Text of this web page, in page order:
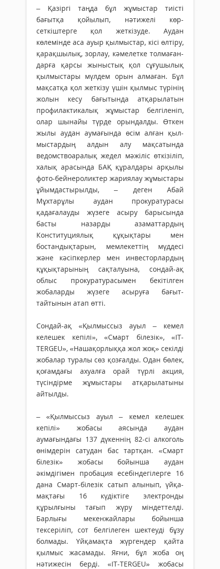
– Қазіргі таңда бұл жұмыстар тиісті
бағытқа қойылып, нәти­желі көр­
сеткіштерге қол жеткізуде. Ау­дан
көлемінде аса ауыр қыл­мыстар, кісі өлтіру,
қарақ­шы­лық, зорлау, кәмелетке тол­ма­ған­
дар­ға қарсы жыныстық қол сұғу­шы­лық
қылмыстары мүлдем орын алмаған. Бұл
мақсатқа қол жет­кізу үшін қылмыс түрінің
жолын кесу бағытында атқарылатын
профи­лактикалық жұмыстар бел­­гіленіп,
олар шынайы түрде орындалды. Өткен
жылы аудан аумағында өсім алған қыл­
мыстардың алдын алу мақ­сатында
ведомствоаралық же­дел мәжіліс өткізіліп,
халық ара­сында БАҚ құралдары арқылы
фо­то-бейнероликтер жариялау жұ­­­­­мыс­­тары
ұйымдастырылды, – де­ген Абай
Мұхтарұлы аудан про­куратурасы
қадағалауды жүзеге асыру барысында
басты назарды азаматтардың
Конституциялық құ­­­қық­тары мен
бостандықтарын, мемлекеттің мүддесі
және кәсіп­керлер мен инвесторлардың
құқық­тарының сақталуына, сондай-ақ
облыс прокуратурасымен бекі­тіл­ген
жобаларды жүзеге асыруға ба­ғыт­
тайтынын атап өтті.
Сондай-ақ «Қылмыссыз ауыл – кемел
келешек кепілі», «Смарт білезік», «IT-
TERGEU», «Нашақор­лыққа жол жоқ» секілді
жобалар туралы сөз қозғалды. Одан бөлек,
қо­ғам­дағы ахуалға орай түрлі ак­ция,
түсіндірме жұмыстары атқары­латыны
айтылды.
– «Қылмыссыз ауыл – кемел келешек
кепілі» жобасы аясында аудан
аумағындағы 137 дүкеннің 82-сі алкоголь
өнімдерін сатудан бас тартқан. «Смарт
білезік» жобасы бойынша аудан
әкімдігімен пробация есебіндегілерге 16
дана Смарт-білезік сатып алынып, үй­қа­
мақтағы 16 күдіктіге электронды
құрылғыны тағып жүру мін­деттелді.
Барлығы мекенжайлары бойынша
тексеріліп, сот бел­гі­леген шектеуді бұзу
болмады. Үйқамақта жүргендер қайта
қылмыс жасамады. Яғни, бұл жоба оң
нәтижесін берді. «IT-TERGEU» жо­басы